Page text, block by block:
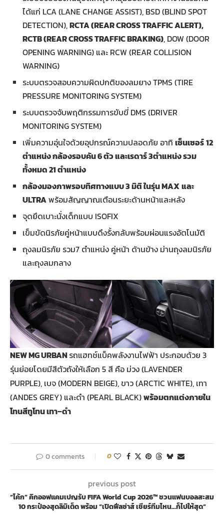
ได้แก่ LCA (LANE CHANGE ASSIST), BSD (BLIND SPOT
DETECTION),RCTA (REAR CROSS TRAFFIC ALERT),
RCTB (REAR CROSS TRAFFIC BRAKING), DOW (DOOR
OPENING WARNING) และ RCW (REAR COLLISION
WARNING)
ระบบตรวจสอบความผิดปกติของลมยาง TPMS (TIRE
PRESSURE MONITORING SYSTEM)
ระบบตรวจจับพฤติกรรมการขับขี่ DMS (DRIVER
MONITORING SYSTEM)
เพิ่มความอุ่นใจด้วยอุปกรณ์ความปลอดภัย อาทิ เซ็นเซอร์12
ตำแหน่ง กล้องรอบคัน 6 ตัว และเรดาร์ 3ตำแหน่ง รวม
ทั้งหมด21ตำแหน่ง
กล้องมองภาพรอบทิศทางแบบ3มิติ ในรุ่นMAXและ
ULTRAพร้อมสัญญาณเตือนระยะด้านหน้าและหลัง
จุดยึดเบาะนั่งเด็กแบบ ISOFIX
เข็มขัดนิรภัยคู่หน้าแบบดึงรั้งกลับพร้อมผ่อนแรงอัตโนมัติ
ถุงลมนิรภัย รวม7 ตำแหน่ง คู่หน้า ด้านข้าง ม่านถุงลมนิรภัย
และถุงลมกลาง
NEW MG URBANรถแฮทช์แบ็คพลังงานไฟฟ้า ประกอบด้วย 3
รุ่นย่อยโดยมีสีตัวถังให้เลือก 5 สี คือ ม่วง (LAVENDER
PURPLE), เบจ (MODERN BEIGE), ขาว (ARCTIC WHITE), เทา
(ANDES GREY) และดำ (PEARL BLACK)พร้อมตกแต่งภายใน
โทนสีทูโทน เทา–ดำ
0 comments 0
previous post
“โค้ก” คิกออฟแคมเปญรับ FIFA World Cup 2026™ ชวนแฟนบอลสะสม
10 กระป๋องสุดลิมิเต็ด พร้อม “เปิดฟีลซ่าส์ เชียร์ทีมไหน…ก็ไปให้สุด”